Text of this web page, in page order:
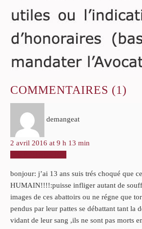
COMMENTAIRES (1)
demangeat
2 avril 2016 at 9 h 13 min
bonjour: j’ai 13 ans suis trés choqué que
HUMAIN!!!!:puisse infliger autant de
images de ces abattoirs ou ne régne que
pendus par leur pattes se débattant tant la
vidant de leur sang ,ils ne sont pas morts